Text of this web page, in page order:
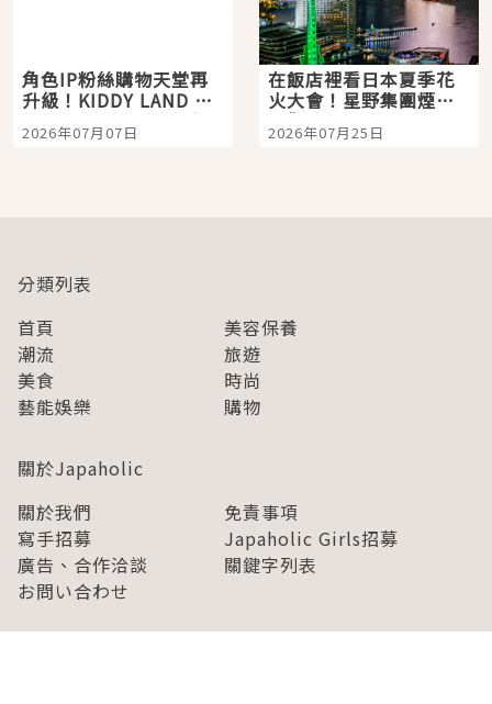
角色IP粉絲購物天堂再
升級！KIDDY LAND 原
宿店吉伊卡哇迎客，新
開幕 OMOKADO 店3分
2026年07月07日
在飯店裡看日本夏季花
火大會！星野集團煙火
景觀飯店6選，讓你不用
人擠人悠閒欣賞
2026年07月25日
分類列表
首頁
美容保養
潮流
旅遊
美食
時尚
藝能娛樂
購物
關於Japaholic
關於我們
免責事項
寫手招募
Japaholic Girls招募
廣告、合作洽談
關鍵字列表
お問い合わせ